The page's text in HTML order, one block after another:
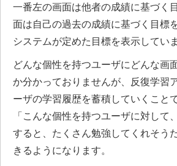
一番左の画面は他者の成績に基づく
面は自己の過去の成績に基づく目標
システムが定めた目標を表示していま
どんな個性を持つユーザにどんな画
か分かっておりませんが、反復学習
ーザの学習履歴を蓄積していくこと
「こんな個性を持つユーザに対して
すると、たくさん勉強してくれそう
きるようになります。